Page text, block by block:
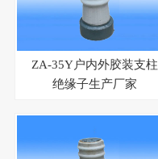
ZA-35Y户内外胶装支柱
绝缘子生产厂家